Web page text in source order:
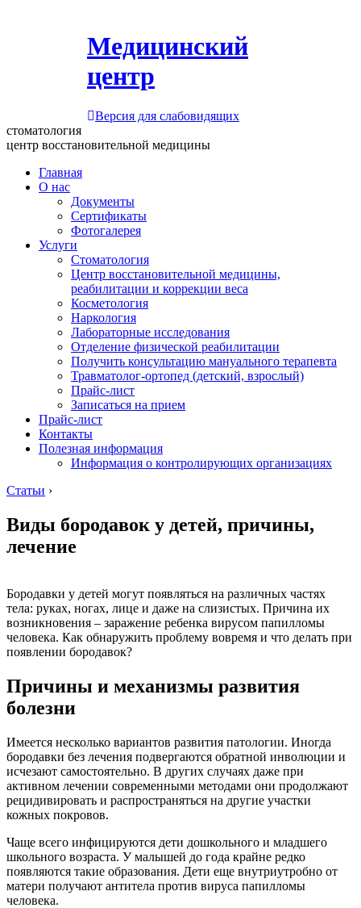
Медицинский
центр
Версия для слабовидящих
стоматология
центр восстановительной медицины
Главная
О нас
Документы
Сертификаты
Фотогалерея
Услуги
Стоматология
Центр восстановительной медицины,
реабилитации и коррекции веса
Косметология
Наркология
Лабораторные исследования
Отделение физической реабилитации
Получить консультацию мануального терапевта
Травматолог-ортопед (детский, взрослый)
Прайс-лист
Записаться на прием
Прайс-лист
Контакты
Полезная информация
Информация о контролирующих организациях
Статьи ›
Виды бородавок у детей, причины,
лечение
Бородавки у детей могут появляться на различных частях
тела: руках, ногах, лице и даже на слизистых. Причина их
возникновения – заражение ребенка вирусом папилломы
человека. Как обнаружить проблему вовремя и что делать при
появлении бородавок?
Причины и механизмы развития
болезни
Имеется несколько вариантов развития патологии. Иногда
бородавки без лечения подвергаются обратной инволюции и
исчезают самостоятельно. В других случаях даже при
активном лечении современными методами они продолжают
рецидивировать и распространяться на другие участки
кожных покровов.
Чаще всего инфицируются дети дошкольного и младшего
школьного возраста. У малышей до года крайне редко
появляются такие образования. Дети еще внутриутробно от
матери получают антитела против вируса папилломы
человека.